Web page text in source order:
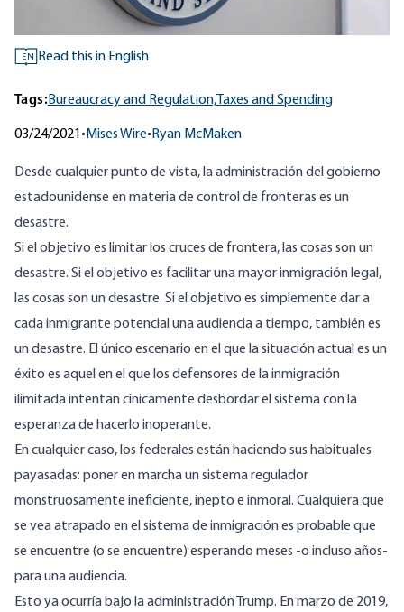
EN Read this in English
Tags:Bureaucracy and Regulation, Taxes and Spending
03/24/2021 • Mises Wire• Ryan McMaken
Desde cualquier punto de vista, la administración del gobierno
estadounidense en materia de control de fronteras es un
desastre.
Si el objetivo es limitar los cruces de frontera, las cosas son un
desastre. Si el objetivo es facilitar una mayor inmigración legal,
las cosas son un desastre. Si el objetivo es simplemente dar a
cada inmigrante potencial una audiencia a tiempo, también es
un desastre. El único escenario en el que la situación actual es un
éxito es aquel en el que los defensores de la inmigración
ilimitada intentan cínicamente desbordar el sistema con la
esperanza de hacerlo inoperante.
En cualquier caso, los federales están haciendo sus habituales
payasadas: poner en marcha un sistema regulador
monstruosamente ineficiente, inepto e inmoral. Cualquiera que
se vea atrapado en el sistema de inmigración es probable que
se encuentre (o se encuentre) esperando meses -o incluso años-
para una audiencia.
Esto ya ocurría bajo la administración Trump. En marzo de 2019,